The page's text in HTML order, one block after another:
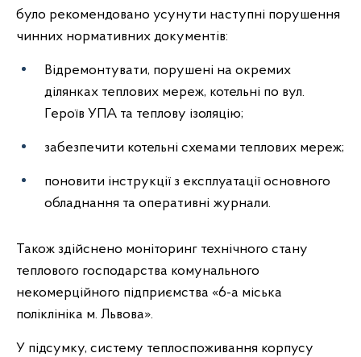
було рекомендовано усунути наступні порушення
чинних нормативних документів:
Відремонтувати, порушені на окремих
ділянках теплових мереж, котельні по вул.
Героїв УПА та теплову ізоляцію;
забезпечити котельні схемами теплових мереж;
поновити інструкції з експлуатації основного
обладнання та оперативні журнали.
Також здійснено моніторинг технічного стану
теплового господарства комунального
некомерційного підприємства «6-а міська
поліклініка м. Львова».
У підсумку, систему теплоспоживання корпусу